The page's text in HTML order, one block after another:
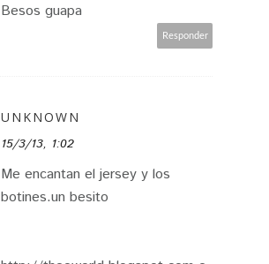
Besos guapa
Responder
UNKNOWN
15/3/13, 1:02
Me encantan el jersey y los
botines.un besito